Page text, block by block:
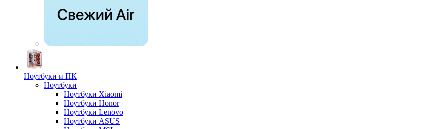
Ноутбуки и ПК
Ноутбуки
Ноутбуки Xiaomi
Ноутбуки Honor
Ноутбуки Lenovo
Ноутбуки ASUS